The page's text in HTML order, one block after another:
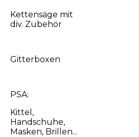
Kettensäge mit
div. Zubehör
Gitterboxen
PSA:
Kittel,
Handschuhe,
Masken, Brillen...